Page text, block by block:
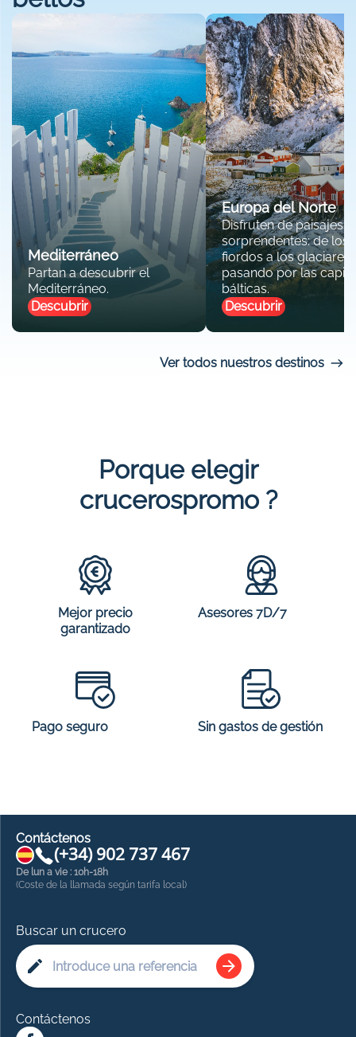
Mediterráneo
Partan a descubrir el
Mediterráneo.
Descubrir
Europa del Norte
Disfruten de paisajes
sorprendentes: de los
fiordos a los glaciares,
pasando por las
bálticas.
Descubrir
Ver todos nuestros destinos
Porque elegir
crucerospromo ?
Mejor precio
garantizado
Asesores 7D/7
Pago seguro Sin gastos de gestión
Contáctenos
(+34) 902 737 467
De lun a vie : 10h-18h
(Coste de la llamada según tarifa local)
Buscar un crucero
Contáctenos